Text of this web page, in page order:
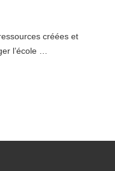
créées et
l’école …